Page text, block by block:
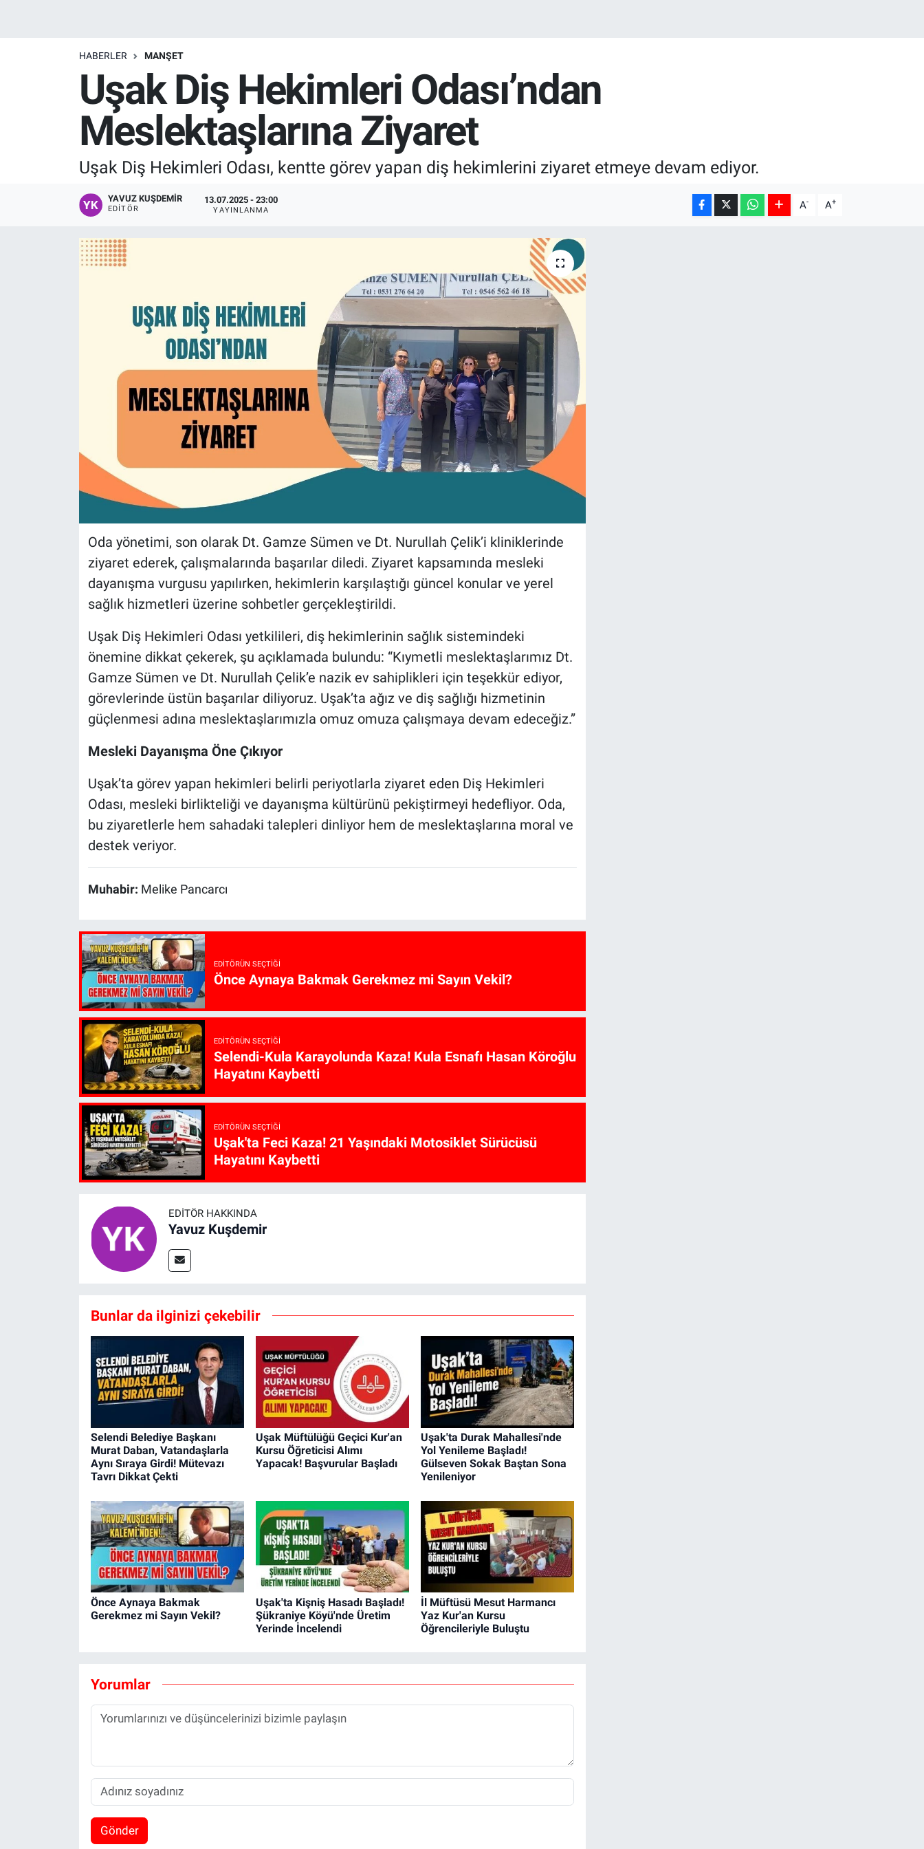
HABERLER MANŞET
Uşak Diş Hekimleri Odası’ndan
Meslektaşlarına Ziyaret
Uşak Diş Hekimleri Odası, kentte görev yapan diş hekimlerini ziyaret etmeye devam ediyor.
YAVUZ KUŞDEMIR
EDITÖR
13.07.2025 - 23:00
YAYINLANMA A- A+
Oda yönetimi, son olarak Dt. Gamze Sümen ve Dt. Nurullah Çelik’i kliniklerinde
ziyaret ederek, çalışmalarında başarılar diledi. Ziyaret kapsamında mesleki
dayanışma vurgusu yapılırken, hekimlerin karşılaştığı güncel konular ve yerel
sağlık hizmetleri üzerine sohbetler gerçekleştirildi.
Uşak Diş Hekimleri Odası yetkilileri, diş hekimlerinin sağlık sistemindeki
önemine dikkat çekerek, şu açıklamada bulundu: “Kıymetli meslektaşlarımız Dt.
Gamze Sümen ve Dt. Nurullah Çelik’e nazik ev sahiplikleri için teşekkür ediyor,
görevlerinde üstün başarılar diliyoruz. Uşak’ta ağız ve diş sağlığı hizmetinin
güçlenmesi adına meslektaşlarımızla omuz omuza çalışmaya devam edeceğiz.”
Mesleki Dayanışma Öne Çıkıyor
Uşak’ta görev yapan hekimleri belirli periyotlarla ziyaret eden Diş Hekimleri
Odası, mesleki birlikteliği ve dayanışma kültürünü pekiştirmeyi hedefliyor. Oda,
bu ziyaretlerle hem sahadaki talepleri dinliyor hem de meslektaşlarına moral ve
destek veriyor.
Muhabir: Melike Pancarcı
EDITÖRÜN SEÇTIĞI
Önce Aynaya Bakmak Gerekmez mi Sayın Vekil?
EDITÖRÜN SEÇTIĞI
Selendi-Kula Karayolunda Kaza! Kula Esnafı Hasan Köroğlu
Hayatını Kaybetti
EDITÖRÜN SEÇTIĞI
Uşak'ta Feci Kaza! 21 Yaşındaki Motosiklet Sürücüsü
Hayatını Kaybetti
EDITÖR HAKKINDA
Yavuz Kuşdemir
Bunlar da ilginizi çekebilir
Selendi Belediye Başkanı
Murat Daban, Vatandaşlarla
Aynı Sıraya Girdi! Mütevazı
Tavrı Dikkat Çekti
Uşak Müftülüğü Geçici Kur'an
Kursu Öğreticisi Alımı
Yapacak! Başvurular Başladı
Uşak'ta Durak Mahallesi'nde
Yol Yenileme Başladı!
Gülseven Sokak Baştan Sona
Yenileniyor
Önce Aynaya Bakmak
Gerekmez mi Sayın Vekil?
Uşak'ta Kişniş Hasadı Başladı!
Şükraniye Köyü'nde Üretim
Yerinde İncelendi
İl Müftüsü Mesut Harmancı
Yaz Kur'an Kursu
Öğrencileriyle Buluştu
Yorumlar
Gönder
Resmi İlanlar
Son Dakika
Uşak Haberleri